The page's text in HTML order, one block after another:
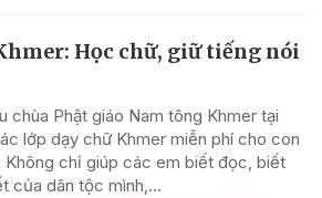
Học chữ, giữ tiếng nói
chùa Phật giáo Nam tông Khmer tại
lớp dạy chữ Khmer miễn phí cho con
Không chỉ giúp các em biết đọc, biết
của dân tộc mình,...